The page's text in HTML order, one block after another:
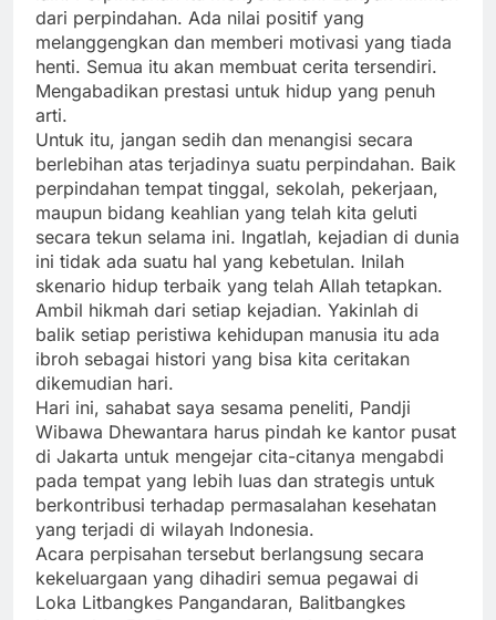
dari perpindahan. Ada nilai positif yang
melanggengkan dan memberi motivasi yang tiada
henti. Semua itu akan membuat cerita tersendiri.
Mengabadikan prestasi untuk hidup yang penuh
arti.
Untuk itu, jangan sedih dan menangisi secara
berlebihan atas terjadinya suatu perpindahan. Baik
perpindahan tempat tinggal, sekolah, pekerjaan,
maupun bidang keahlian yang telah kita geluti
secara tekun selama ini. Ingatlah, kejadian di dunia
ini tidak ada suatu hal yang kebetulan. Inilah
skenario hidup terbaik yang telah Allah tetapkan.
Ambil hikmah dari setiap kejadian. Yakinlah di
balik setiap peristiwa kehidupan manusia itu ada
ibroh sebagai histori yang bisa kita ceritakan
dikemudian hari.
Hari ini, sahabat saya sesama peneliti, Pandji
Wibawa Dhewantara harus pindah ke kantor pusat
di Jakarta untuk mengejar cita-citanya mengabdi
pada tempat yang lebih luas dan strategis untuk
berkontribusi terhadap permasalahan kesehatan
yang terjadi di wilayah Indonesia.
Acara perpisahan tersebut berlangsung secara
kekeluargaan yang dihadiri semua pegawai di
Loka Litbangkes Pangandaran, Balitbangkes